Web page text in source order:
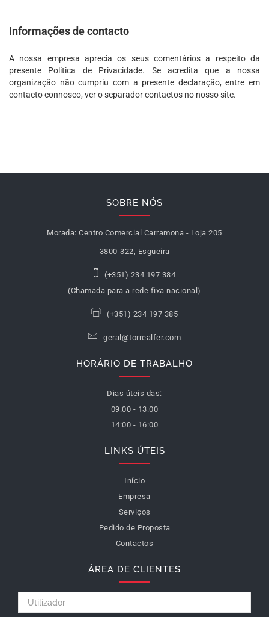
Informações de contacto
A nossa empresa aprecia os seus comentários a respeito da
presente Política de Privacidade. Se acredita que a nossa
organização não cumpriu com a presente declaração, entre em
contacto connosco, ver o separador contactos no nosso site.
SOBRE NÓS
Morada: Centro Comercial Carramona - Loja 205
3800-322, Esgueira
(+351) 234 197 384
(Chamada para a rede fixa nacional)
(+351) 234 197 385
geral@torrealfer.com
HORÁRIO DE TRABALHO
Dias úteis das:
09:00 - 13:00
14:00 - 16:00
LINKS ÚTEIS
Início
Empresa
Serviços
Pedido de Proposta
Contactos
ÁREA DE CLIENTES